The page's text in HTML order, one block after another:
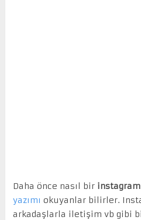
Daha önce nasıl bir instagram
yazımı okuyanlar bilirler.
arkadaşlarla iletişim vb gibi